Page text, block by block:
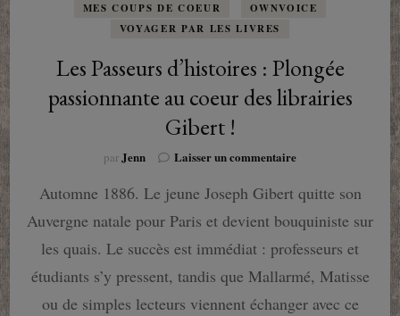
MES COUPS DE COEUR
OWNVOICE
VOYAGER PAR LES LIVRES
Les Passeurs d’histoires : Plongée
passionnante au coeur des librairies
Gibert !
parJenn Laisser un commentairesur
Passeurs
:
Plongée
au
coeur
Automne 1886. Le jeune Joseph Gibert quitte son
Auvergne natale pour Paris et devient bouquiniste sur
les quais. Le succès est immédiat : professeurs et
étudiants s’y pressent, tandis que Mallarmé, Matisse
ou de simples lecteurs viennent échanger avec ce